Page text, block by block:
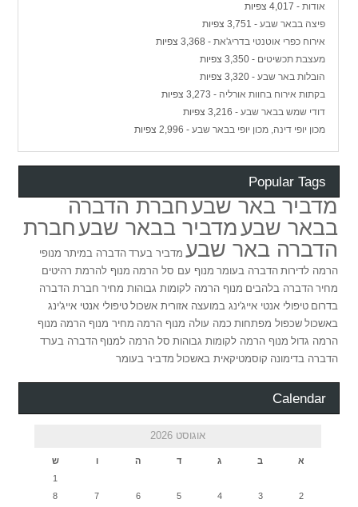
אודות - 4,017 צפיות
פיצה בבאר שבע - 3,751 צפיות
אירוח כפרי אוטנטי בדריג'את - 3,368 צפיות
מעצבת תכשיטים - 3,350 צפיות
הובלות באר שבע - 3,320 צפיות
בקתות אירוח בחוות אורליה - 3,273 צפיות
דודי שמש בבאר שבע - 3,216 צפיות
מכון יופי דינה, מכון יופי בבאר שבע - 2,996 צפיות
Popular Tags
מדביר באר שבעחברת הדברה
בבאר שבעמדביר בבאר שבעחברת
הדברה באר שבע מדביר בערד הדברה במיתר מנופי
הרמה לדירות הדברה בעומר מנוף עם סל הרמה מנוף להרמת רהיטים
מחיר הדברה בלהבים מנוף הרמה לקומות גבוהות מחיר חברת הדברה
בדרום טיפולי אנטי אייג'ינג במועצה אזורית אשכול טיפולי אנטי אייג'ינג
באשכול שכפול מפתחות כמה עולה מנוף הרמה מחיר מנוף הרמה מנוף
הרמה גדול מנוף הרמה לקומות גבוהות סל הרמה למנוף הדברה בערד
הדברה בדימונה קוסמטיקאית באשכול מדביר בעומר
Calendar
אוגוסט 2026
א ב ג ד ה ו
ש
1
2
3
4
5
6
7
8